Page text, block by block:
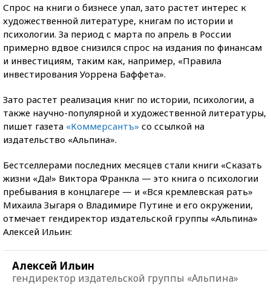
Спрос на книги о бизнесе упал, зато растет интерес к
художественной литературе, книгам по истории и
психологии. За период с марта по апрель в России
примерно вдвое снизился спрос на издания по финансам
и инвестициям, таким как, например, «Правила
инвестирования Уоррена Баффета».
Зато растет реализация книг по истории, психологии, а
также научно-популярной и художественной литературы,
пишет газета «Коммерсантъ» со ссылкой на
издательство «Альпина».
Бестселлерами последних месяцев стали книги «Сказать
жизни «Да!» Виктора Франкла — это книга о психологии
пребывания в концлагере — и «Вся кремлевская рать»
Михаила Зыгаря о Владимире Путине и его окружении,
отмечает гендиректор издательской группы «Альпина»
Алексей Ильин:
Алексей Ильин
гендиректор издательской группы «Альпина»